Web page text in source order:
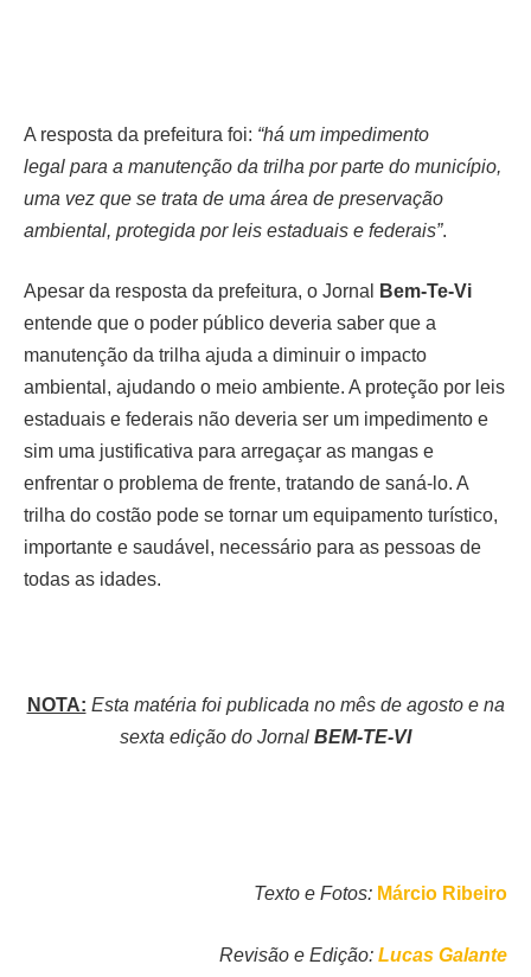
A resposta da prefeitura foi: “há um impedimento
legal para a manutenção da trilha por parte do município,
uma vez que se trata de uma área de preservação
ambiental, protegida por leis estaduais e federais”.
Apesar da resposta da prefeitura, o Jornal Bem-Te-Vi
entende que o poder público deveria saber que a
manutenção da trilha ajuda a diminuir o impacto
ambiental, ajudando o meio ambiente. A proteção por leis
estaduais e federais não deveria ser um impedimento e
sim uma justificativa para arregaçar as mangas e
enfrentar o problema de frente, tratando de saná-lo. A
trilha do costão pode se tornar um equipamento turístico,
importante e saudável, necessário para as pessoas de
todas as idades.
NOTA: Esta matéria foi publicada no mês de agosto e na
sexta edição do Jornal BEM-TE-VI
Texto e Fotos: Márcio Ribeiro
Revisão e Edição: Lucas Galante